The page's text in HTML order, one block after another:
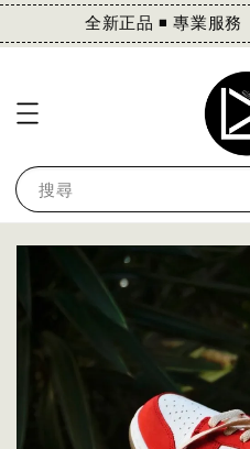
全新正品 ◾️ 專業服務
搜尋